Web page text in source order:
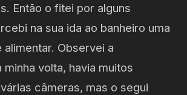
Então o fitei por alguns
na sua ida ao banheiro uma
alimentar. Observei a
minha volta, havia muitos
câmeras, mas o segui